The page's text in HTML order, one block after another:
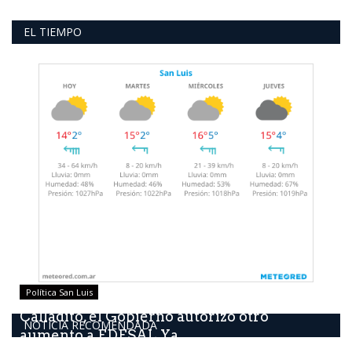
EL TIEMPO
NOTICIA RECOMENDADA
Política San Luis
Calladito, él Gobierno autorizó otro
aumento a EDESAL Ya...